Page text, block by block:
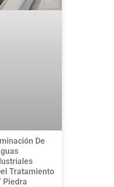
De
Tratamiento
Piedra